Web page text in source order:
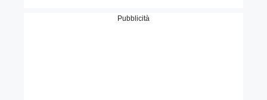
Pubblicità